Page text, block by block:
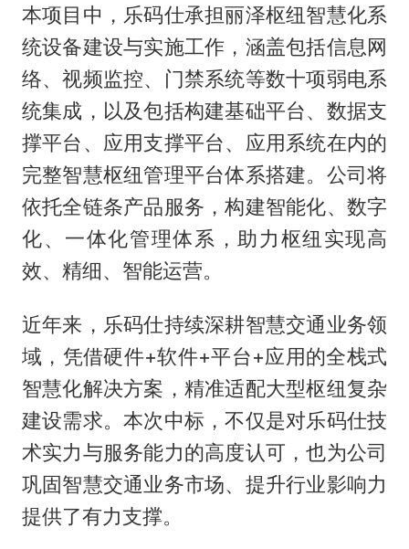
本项目中，乐码仕承担丽泽枢纽智慧化系
统设备建设与实施工作，涵盖包括信息网
络、视频监控、门禁系统等数十项弱电系
统集成，以及包括构建基础平台、数据支
撑平台、应用支撑平台、应用系统在内的
完整智慧枢纽管理平台体系搭建。公司将
依托全链条产品服务，构建智能化、数字
化、一体化管理体系，助力枢纽实现高
效、精细、智能运营。
近年来，乐码仕持续深耕智慧交通业务领
域，凭借硬件+软件+平台+应用的全栈式
智慧化解决方案，精准适配大型枢纽复杂
建设需求。本次中标，不仅是对乐码仕技
术实力与服务能力的高度认可，也为公司
巩固智慧交通业务市场、提升行业影响力
提供了有力支撑。